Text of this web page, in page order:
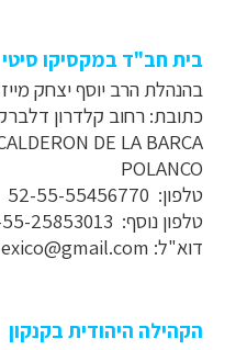
בית חב"ד במקסיקו סיטי
בהנהלת הרב יוסף יצחק
כתובת: רחוב קלדרון דלברקה
DE LA BARCA
POLANCO
טלפון:
טלפון נוסף: 25853013
דוא"ל:
הקהילה היהודית בקנקון